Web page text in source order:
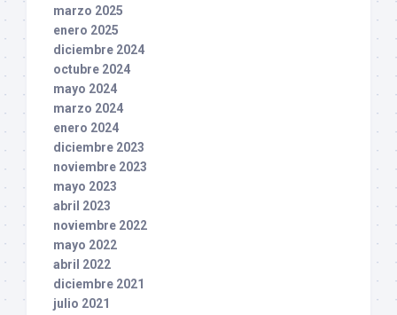
marzo 2025
enero 2025
diciembre 2024
octubre 2024
mayo 2024
marzo 2024
enero 2024
diciembre 2023
noviembre 2023
mayo 2023
abril 2023
noviembre 2022
mayo 2022
abril 2022
diciembre 2021
julio 2021